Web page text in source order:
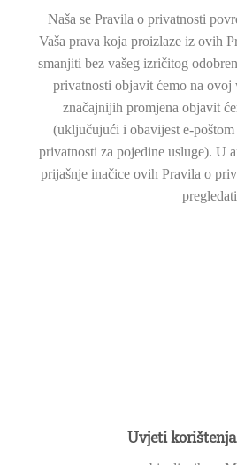
Naša se Pravila o privatnosti
Vaša prava koja proizlaze iz ovih
smanjiti bez vašeg izričitog
privatnosti objavit ćemo na ovoj
značajnijih promjena objavit
(uključujući i obavijest e-
privatnosti za pojedine usluge). U
prijašnje inačice ovih Pravila o
Uvjeti